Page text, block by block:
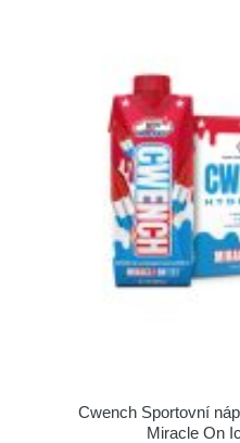
Cwench Sportovní
Miracle On